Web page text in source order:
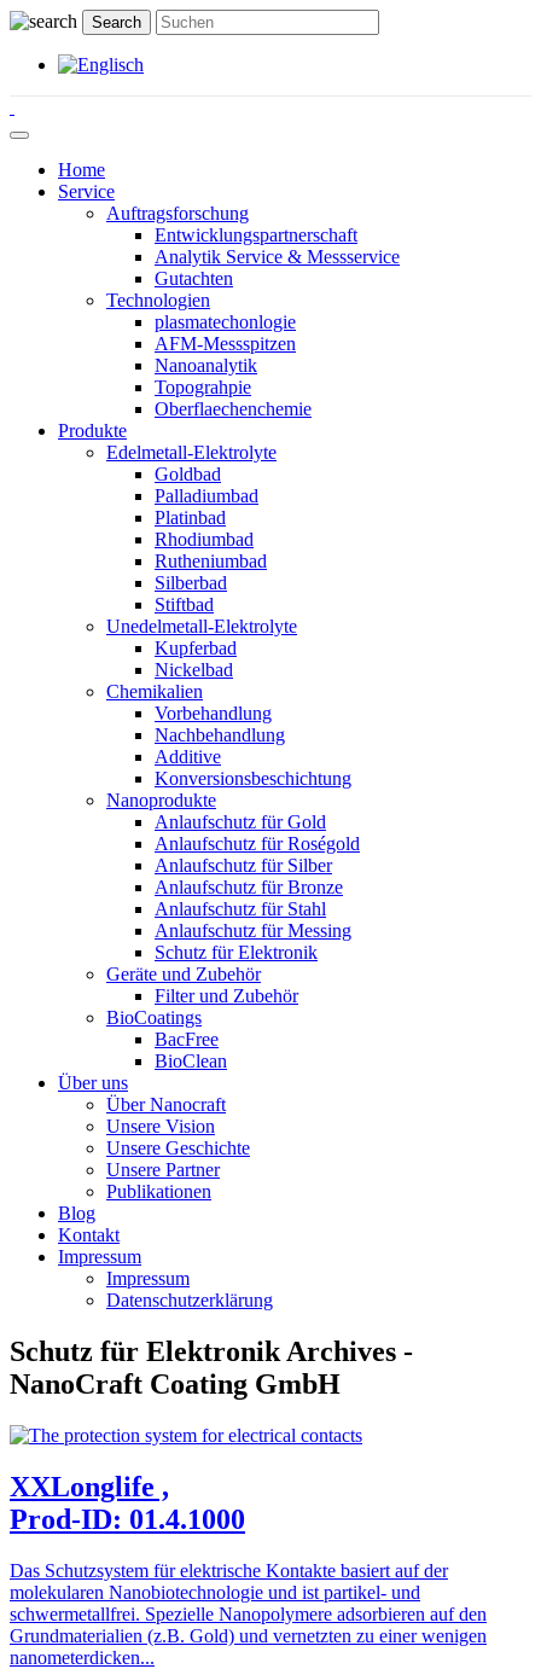
Home
Service
Auftragsforschung
Entwicklungspartnerschaft
Analytik Service & Messservice
Gutachten
Technologien
plasmatechonlogie
AFM-Messspitzen
Nanoanalytik
Topograhpie
Oberflaechenchemie
Produkte
Edelmetall-Elektrolyte
Goldbad
Palladiumbad
Platinbad
Rhodiumbad
Rutheniumbad
Silberbad
Stiftbad
Unedelmetall-Elektrolyte
Kupferbad
Nickelbad
Chemikalien
Vorbehandlung
Nachbehandlung
Additive
Konversionsbeschichtung
Nanoprodukte
Anlaufschutz für Gold
Anlaufschutz für Roségold
Anlaufschutz für Silber
Anlaufschutz für Bronze
Anlaufschutz für Stahl
Anlaufschutz für Messing
Schutz für Elektronik
Geräte und Zubehör
Filter und Zubehör
BioCoatings
BacFree
BioClean
Über uns
Über Nanocraft
Unsere Vision
Unsere Geschichte
Unsere Partner
Publikationen
Blog
Kontakt
Impressum
Impressum
Datenschutzerklärung
Schutz für Elektronik Archives -
NanoCraft Coating GmbH
XXLonglife ,
Prod-ID: 01.4.1000
Das Schutzsystem für elektrische Kontakte basiert auf der
molekularen Nanobiotechnologie und ist partikel- und
schwermetallfrei. Spezielle Nanopolymere adsorbieren auf den
Grundmaterialien (z.B. Gold) und vernetzten zu einer wenigen
nanometerdicken...